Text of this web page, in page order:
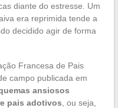
diante do estresse. Um
era reprimida tende a
decidido agir de forma
Francesa de Pais
campo publicada em
ansiosos
pais adotivos , ou seja,